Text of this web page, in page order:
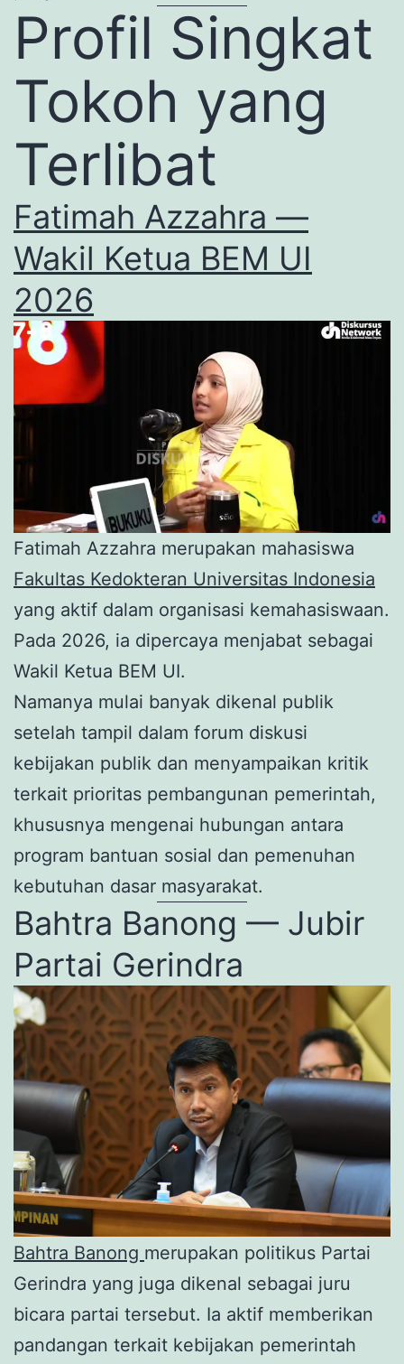
Profil Singkat
Tokoh yang
Terlibat
Fatimah Azzahra —
Wakil Ketua BEM UI
2026
Fatimah Azzahra merupakan mahasiswa
Fakultas Kedokteran Universitas Indonesia
yang aktif dalam organisasi kemahasiswaan.
Pada 2026, ia dipercaya menjabat sebagai
Wakil Ketua BEM UI.
Namanya mulai banyak dikenal publik
setelah tampil dalam forum diskusi
kebijakan publik dan menyampaikan kritik
terkait prioritas pembangunan pemerintah,
khususnya mengenai hubungan antara
program bantuan sosial dan pemenuhan
kebutuhan dasar masyarakat.
Bahtra Banong — Jubir
Partai Gerindra
Bahtra Banong merupakan politikus Partai
Gerindra yang juga dikenal sebagai juru
bicara partai tersebut. Ia aktif memberikan
pandangan terkait kebijakan pemerintah